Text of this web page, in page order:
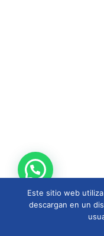
Este sitio web
descargan en un